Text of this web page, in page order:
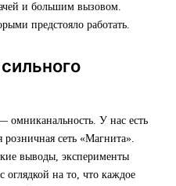
и большим вызовом.
предстояло работать.
У нас есть
сеть «Магнита».
выводы, эксперименты
оглядкой на то, что каждое